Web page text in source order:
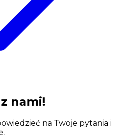
nami!
na Twoje pytania i